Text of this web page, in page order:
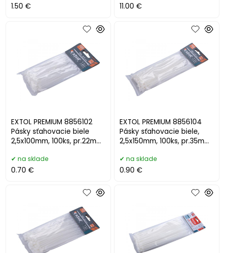
1.50 € 11.00 €
EXTOL PREMIUM 8856102
Pásky sťahovacie biele
2,5x100mm, 100ks, pr.22mm,
na sklade
0.70 €
EXTOL PREMIUM 8856104
Pásky sťahovacie biele,
2,5x150mm, 100ks, pr.35mm,
na sklade
0.90 €